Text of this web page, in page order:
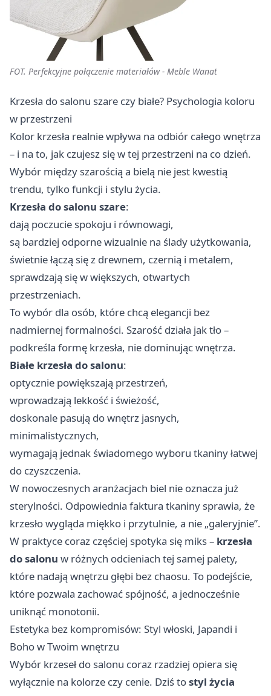
FOT. Perfekcyjne połączenie materiałów - Meble Wanat
Krzesła do salonu szare czy białe? Psychologia koloru
w przestrzeni
Kolor krzesła realnie wpływa na odbiór całego wnętrza
– i na to, jak czujesz się w tej przestrzeni na co dzień.
Wybór między szarością a bielą nie jest kwestią
trendu, tylko funkcji i stylu życia.
Krzesła do salonu szare:
dają poczucie spokoju i równowagi,
są bardziej odporne wizualnie na ślady użytkowania,
świetnie łączą się z drewnem, czernią i metalem,
sprawdzają się w większych, otwartych
przestrzeniach.
To wybór dla osób, które chcą elegancji bez
nadmiernej formalności. Szarość działa jak tło –
podkreśla formę krzesła, nie dominując wnętrza.
Białe krzesła do salonu:
optycznie powiększają przestrzeń,
wprowadzają lekkość i świeżość,
doskonale pasują do wnętrz jasnych,
minimalistycznych,
wymagają jednak świadomego wyboru tkaniny łatwej
do czyszczenia.
W nowoczesnych aranżacjach biel nie oznacza już
sterylności. Odpowiednia faktura tkaniny sprawia, że
krzesło wygląda miękko i przytulnie, a nie „galeryjnie”.
W praktyce coraz częściej spotyka się miks – krzesła
do salonu w różnych odcieniach tej samej palety,
które nadają wnętrzu głębi bez chaosu. To podejście,
które pozwala zachować spójność, a jednocześnie
uniknąć monotonii.
Estetyka bez kompromisów: Styl włoski, Japandi i
Boho w Twoim wnętrzu
Wybór krzeseł do salonu coraz rzadziej opiera się
wyłącznie na kolorze czy cenie. Dziś tostyl życia